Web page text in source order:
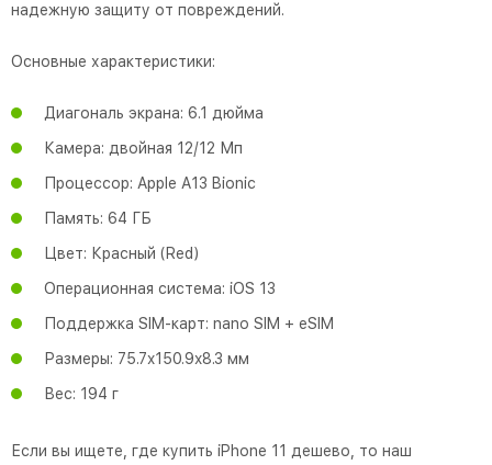
надежную защиту от повреждений.
Основные характеристики:
Диагональ экрана: 6.1 дюйма
Камера: двойная 12/12 Мп
Процессор: Apple A13 Bionic
Память: 64 ГБ
Цвет: Красный (Red)
Операционная система: iOS 13
Поддержка SIM-карт: nano SIM + eSIM
Размеры: 75.7x150.9x8.3 мм
Вес: 194 г
Если вы ищете, где купить iPhone 11 дешево, то наш